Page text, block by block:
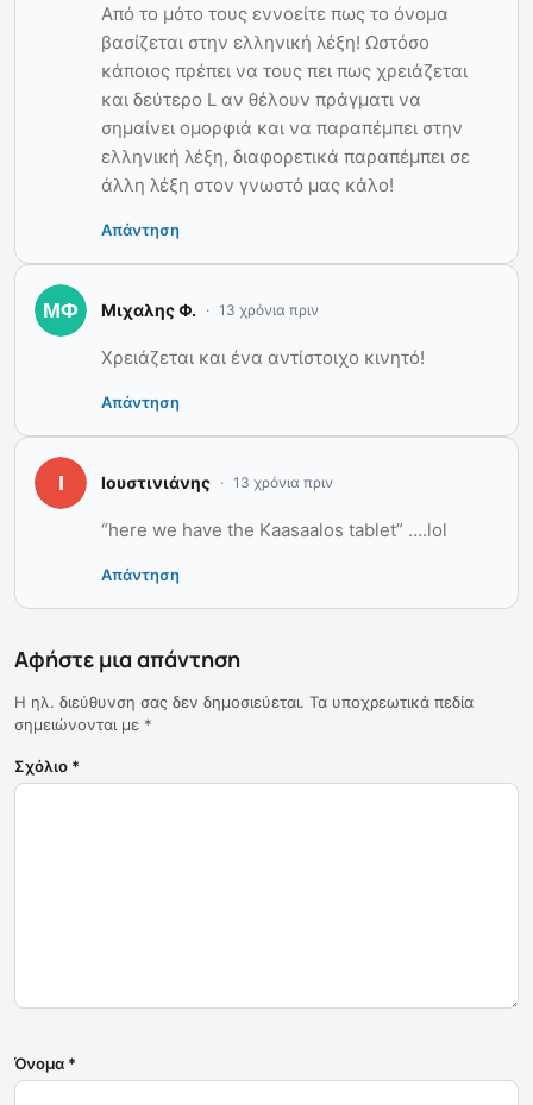
Από το μότο τους εννοείτε πως το όνομα
βασίζεται στην ελληνική λέξη! Ωστόσο
κάποιος πρέπει να τους πει πως χρειάζεται
και δεύτερο L αν θέλουν πράγματι να
σημαίνει ομορφιά και να παραπέμπει στην
ελληνική λέξη, διαφορετικά παραπέμπει σε
άλλη λέξη στον γνωστό μας κάλο!
Απάντηση
Μιχαλης Φ. 13 χρόνια πριν
Χρειάζεται και ένα αντίστοιχο κινητό!
Απάντηση
Ιουστινιάνης 13 χρόνια πριν
“here we have the Kaasaalos tablet” ….lol
Απάντηση
Αφήστε μια απάντηση
Η ηλ. διεύθυνση σας δεν δημοσιεύεται. Τα υποχρεωτικά πεδία
σημειώνονται με *
Σχόλιο *
Όνομα *